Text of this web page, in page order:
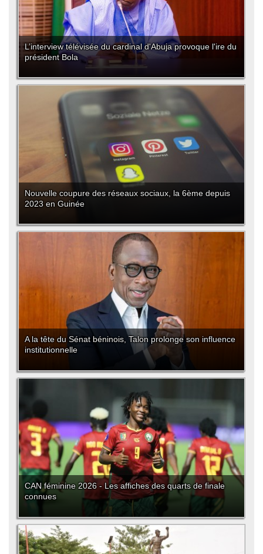
L’interview télévisée du cardinal d'Abuja provoque l'ire du
président Bola
Nouvelle coupure des réseaux sociaux, la 6ème depuis
2023 en Guinée
A la tête du Sénat béninois, Talon prolonge son influence
institutionnelle
CAN féminine 2026 - Les affiches des quarts de finale
connues